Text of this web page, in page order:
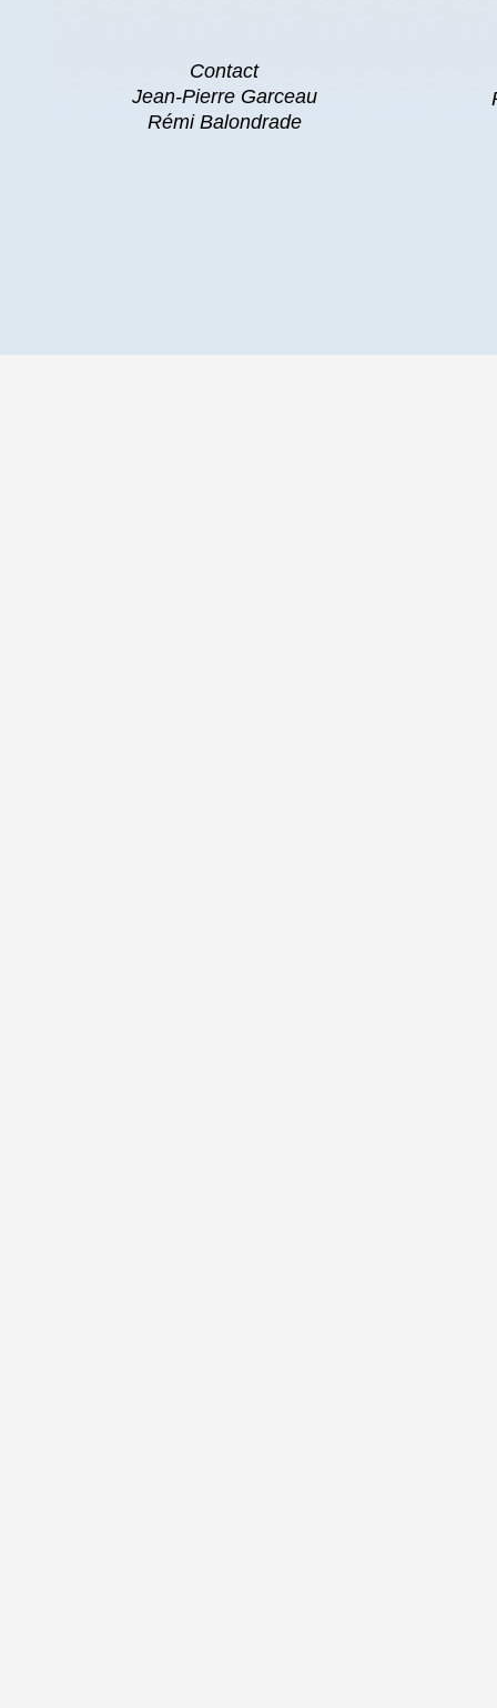
Contact
Jean-Pierre Garceau
Rémi Balondrade